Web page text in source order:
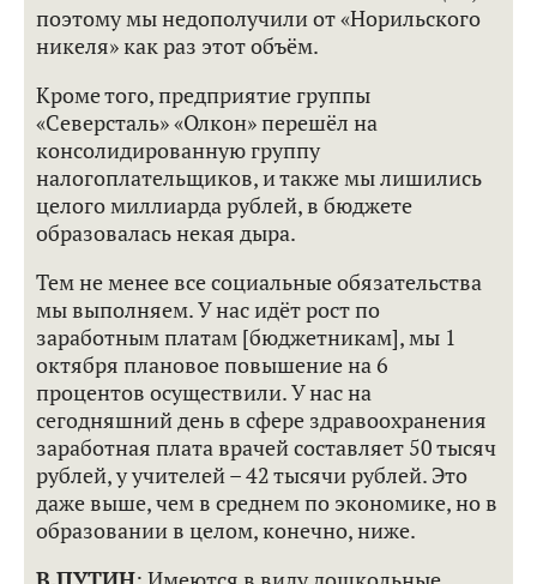
поэтому мы недополучили от «Норильского
никеля» как раз этот объём.
Кроме того, предприятие группы
«Северсталь» «Олкон» перешёл на
консолидированную группу
налогоплательщиков, и также мы лишились
целого миллиарда рублей, в бюджете
образовалась некая дыра.
Тем не менее все социальные обязательства
мы выполняем. У нас идёт рост по
заработным платам [бюджетникам], мы 1
октября плановое повышение на 6
процентов осуществили. У нас на
сегодняшний день в сфере здравоохранения
заработная плата врачей составляет 50 тысяч
рублей, у учителей – 42 тысячи рублей. Это
даже выше, чем в среднем по экономике, но в
образовании в целом, конечно, ниже.